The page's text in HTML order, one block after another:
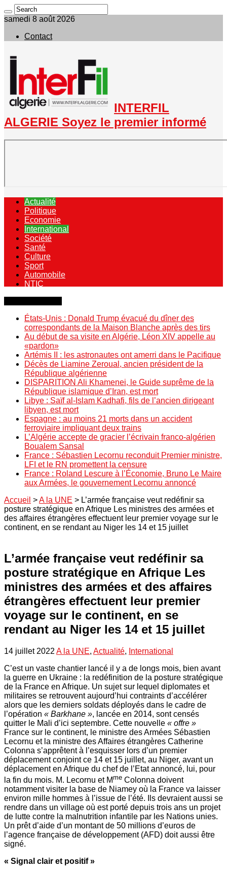
samedi 8 août 2026
Contact
INTERFIL
ALGERIE Soyez le premier informé
Actualité
Politique
Economie
International
Société
Santé
Culture
Sport
Automobile
NTIC
États-Unis : Donald Trump évacué du dîner des
correspondants de la Maison Blanche après des tirs
Au début de sa visite en Algérie, Léon XIV appelle au
«pardon»
Artémis II : les astronautes ont amerri dans le Pacifique
Décès de Liamine Zeroual, ancien président de la
République algérienne
DISPARITION Ali Khamenei, le Guide suprême de la
République islamique d’Iran, est mort
Libye : Saïf al-Islam Kadhafi, fils de l’ancien dirigeant
libyen, est mort
Espagne : au moins 21 morts dans un accident
ferroviaire impliquant deux trains
L’Algérie accepte de gracier l’écrivain franco-algérien
Boualem Sansal
France : Sébastien Lecornu reconduit Premier ministre,
LFI et le RN promettent la censure
France : Roland Lescure à l’Économie, Bruno Le Maire
aux Armées, le gouvernement Lecornu annoncé
Accueil >A la UNE > L’armée française veut redéfinir sa
posture stratégique en Afrique Les ministres des armées et
des affaires étrangères effectuent leur premier voyage sur le
continent, en se rendant au Niger les 14 et 15 juillet
L’armée française veut redéfinir sa
posture stratégique en Afrique Les
ministres des armées et des affaires
étrangères effectuent leur premier
voyage sur le continent, en se
rendant au Niger les 14 et 15 juillet
14 juillet 2022 A la UNE, Actualité, International
C’est un vaste chantier lancé il y a de longs mois, bien avant
la guerre en Ukraine : la redéfinition de la posture stratégique
de la France en Afrique. Un sujet sur lequel diplomates et
militaires se retrouvent aujourd’hui contraints d’accélérer
alors que les derniers soldats déployés dans le cadre de
l’opération « Barkhane », lancée en 2014, sont censés
quitter le Mali d’ici septembre. Cette nouvelle « offre »
France sur le continent, le ministre des Armées Sébastien
Lecornu et la ministre des Affaires étrangères Catherine
Colonna s’apprêtent à l’esquisser lors d’un premier
déplacement conjoint ce 14 et 15 juillet, au Niger, avant un
déplacement en Afrique du chef de l’Etat annoncé, lui, pour
la fin du mois. M. Lecornu et Mme Colonna doivent
notamment visiter la base de Niamey où la France va laisser
environ mille hommes à l’issue de l’été. Ils devraient aussi se
rendre dans un village où est porté depuis trois ans un projet
de lutte contre la malnutrition infantile par les Nations unies.
Un prêt d’aide d’un montant de 50 millions d’euros de
l’agence française de développement (AFD) doit aussi être
signé.
« Signal clair et positif »